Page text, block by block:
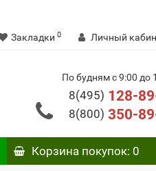
Закладки 0 Личный
По будням с 9:00 до
8(495) 128-
8(800) 350-
Корзинапокупок: 0